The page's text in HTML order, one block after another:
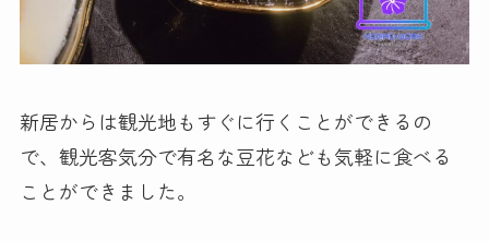
新居からは観光地もすぐに行くことができるの
で、観光客気分で有名な豆花なども気軽に食べる
ことができました。